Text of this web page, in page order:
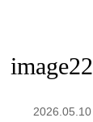
image22
2026.05.10